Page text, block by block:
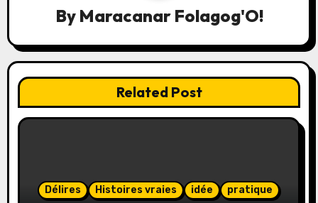
n
d
e
By Maracanar Folagog'O!
Related Post
Délires Histoires vraies idée pratique